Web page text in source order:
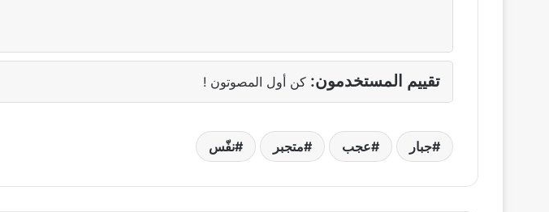
تقييم المستخدمون: كن أول المصوتون !
جبار عجب متجبر نفّس